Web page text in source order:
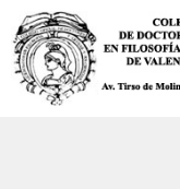
Saltar
al